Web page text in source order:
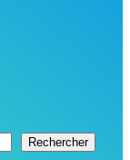
Rechercher